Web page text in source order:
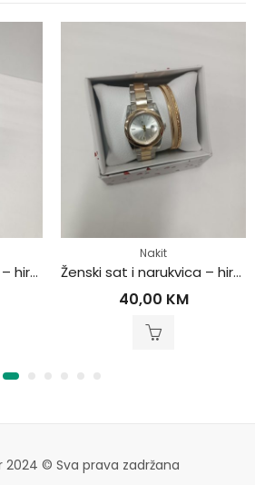
Ženski sat i narukvica – hirurški čelik
Nakit
Ženski sat i narukvica – hirurški čelik
40,00 KM
2024 © Sva prava zadržana